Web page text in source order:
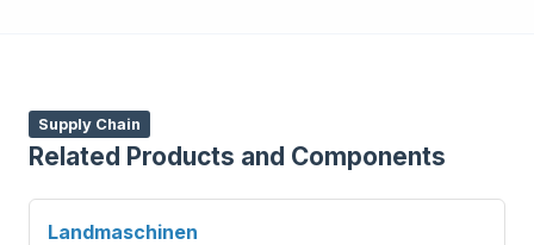
Supply Chain
Related Products and Components
Landmaschinen